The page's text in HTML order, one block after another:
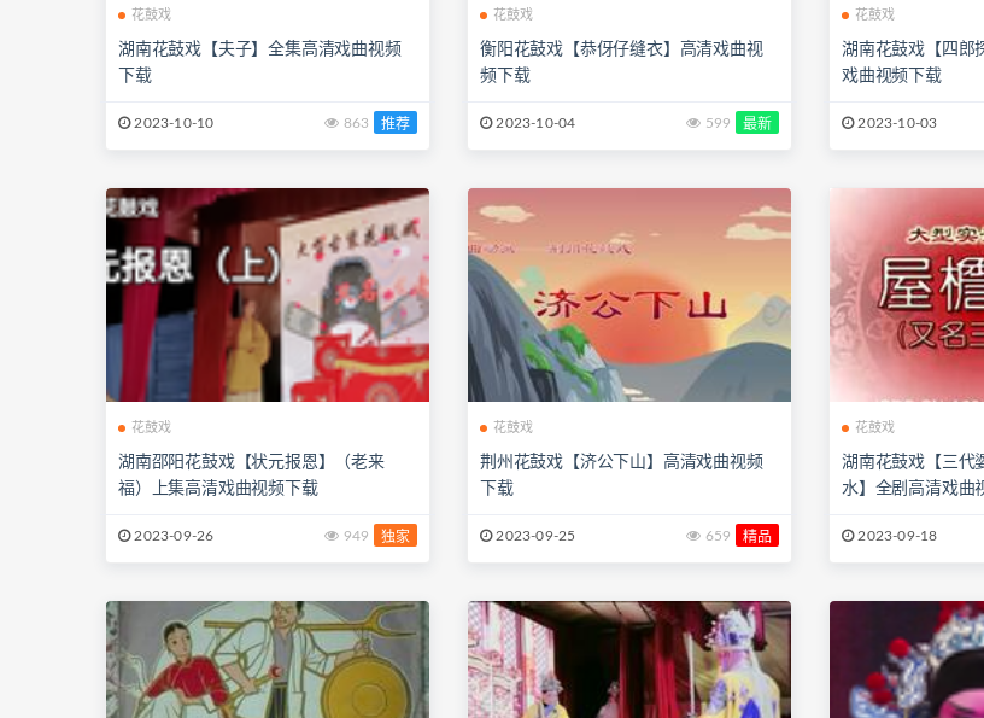
花鼓戏
湖南花鼓戏【夫子】全集高清戏曲视频
下载
2023-10-10 863 推荐
花鼓戏
衡阳花鼓戏【恭伢仔缝衣】高清戏曲视
频下载
2023-10-04 599 最新
花鼓戏
湖南花鼓戏【四郎
戏曲视频下载
2023-10-03
花鼓戏
湖南邵阳花鼓戏【状元报恩】（老来
福）上集高清戏曲视频下载
2023-09-26 949 独家
花鼓戏
荆州花鼓戏【济公下山】高清戏曲视频
下载
2023-09-25 659 精品
花鼓戏
湖南花鼓戏【三代
水】全剧高清戏曲
2023-09-18